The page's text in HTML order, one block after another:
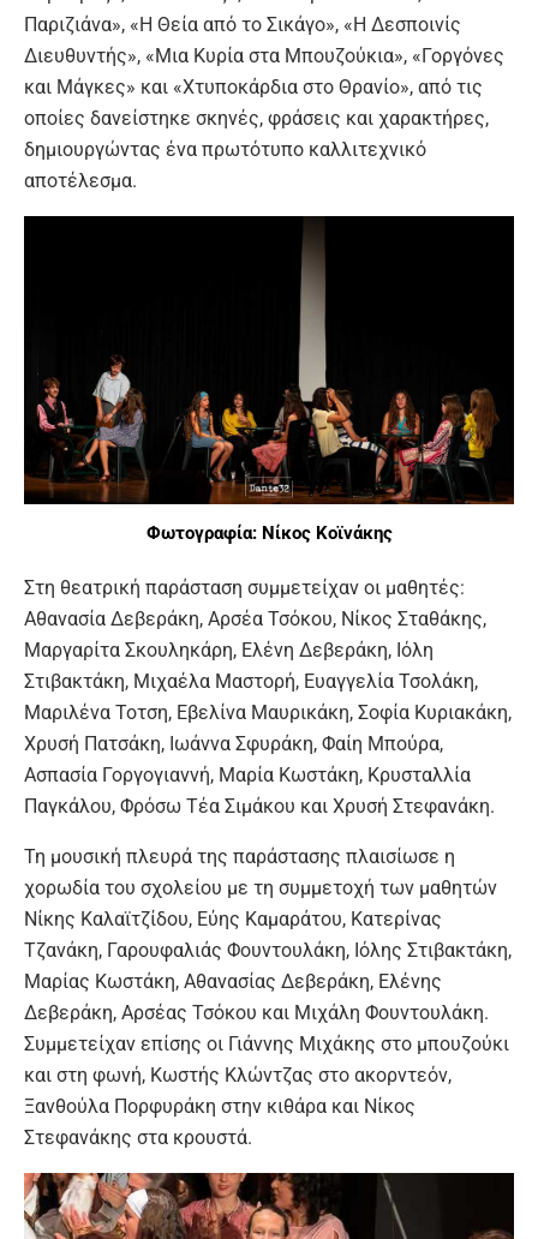
Παριζιάνα», «Η Θεία από το Σικάγο», «Η Δεσποινίς
Διευθυντής», «Μια Κυρία στα Μπουζούκια», «Γοργόνες
και Μάγκες» και «Χτυποκάρδια στο Θρανίο», από τις
οποίες δανείστηκε σκηνές, φράσεις και χαρακτήρες,
δημιουργώντας ένα πρωτότυπο καλλιτεχνικό
αποτέλεσμα.
Φωτογραφία: Νίκος Κοϊνάκης
Στη θεατρική παράσταση συμμετείχαν οι μαθητές:
Αθανασία Δεβεράκη, Αρσέα Τσόκου, Νίκος Σταθάκης,
Μαργαρίτα Σκουληκάρη, Ελένη Δεβεράκη, Ιόλη
Στιβακτάκη, Μιχαέλα Μαστορή, Ευαγγελία Τσολάκη,
Μαριλένα Τοτση, Εβελίνα Μαυρικάκη, Σοφία Κυριακάκη,
Χρυσή Πατσάκη, Ιωάννα Σφυράκη, Φαίη Μπούρα,
Ασπασία Γοργογιαννή, Μαρία Κωστάκη, Κρυσταλλία
Παγκάλου, Φρόσω Τέα Σιμάκου και Χρυσή Στεφανάκη.
Τη μουσική πλευρά της παράστασης πλαισίωσε η
χορωδία του σχολείου με τη συμμετοχή των μαθητών
Νίκης Καλαϊτζίδου, Εύης Καμαράτου, Κατερίνας
Τζανάκη, Γαρουφαλιάς Φουντουλάκη, Ιόλης Στιβακτάκη,
Μαρίας Κωστάκη, Αθανασίας Δεβεράκη, Ελένης
Δεβεράκη, Αρσέας Τσόκου και Μιχάλη Φουντουλάκη.
Συμμετείχαν επίσης οι Γιάννης Μιχάκης στο μπουζούκι
και στη φωνή, Κωστής Κλώντζας στο ακορντεόν,
Ξανθούλα Πορφυράκη στην κιθάρα και Νίκος
Στεφανάκης στα κρουστά.